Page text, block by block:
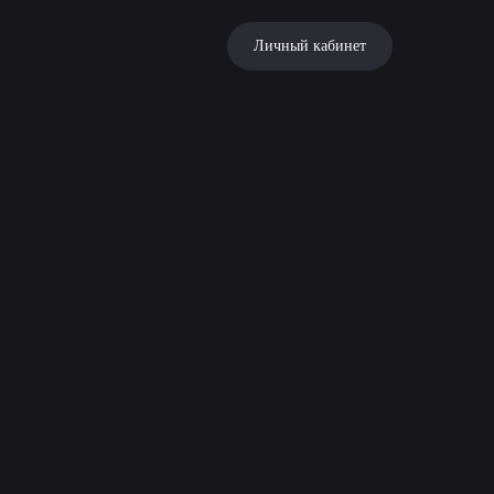
Личный кабинет